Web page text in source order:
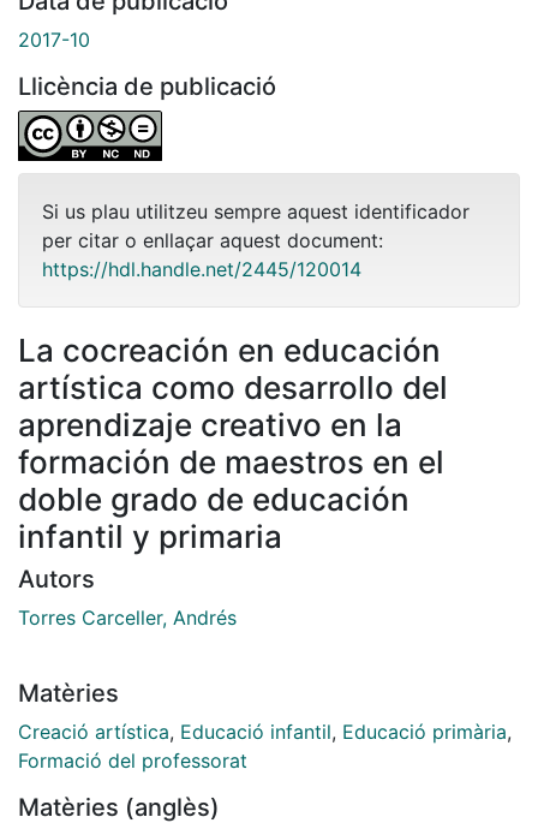
2017-10
Llicència de publicació
Si us plau utilitzeu sempre aquest identificador
per citar o enllaçar aquest document:
https://hdl.handle.net/2445/120014
La cocreación en educación
artística como desarrollo del
aprendizaje creativo en la
formación de maestros en el
doble grado de educación
infantil y primaria
Autors
Torres Carceller, Andrés
Matèries
Creació artística, Educació infantil, Educació primària,
Formació del professorat
Matèries (anglès)